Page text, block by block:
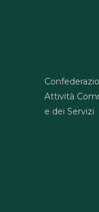
Attività
e dei Servizi